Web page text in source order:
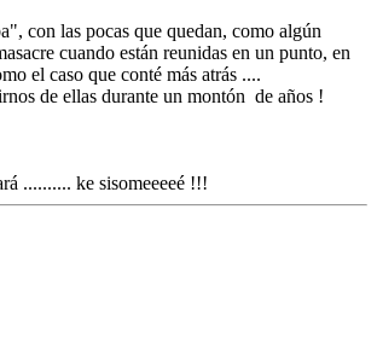
con las pocas que quedan, como algún
cuando están reunidas en un punto, en
el caso que conté más atrás ....
de ellas durante un montón de años !
.......... ke sisomeeeeé !!!